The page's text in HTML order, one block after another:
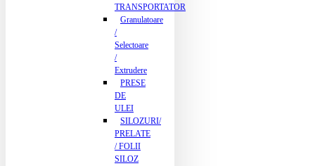
TRANSPORTATOR
Granulatoare
/
Selectoare
/
Extrudere
PRESE
DE
ULEI
SILOZURI/
PRELATE
/ FOLII
SILOZ